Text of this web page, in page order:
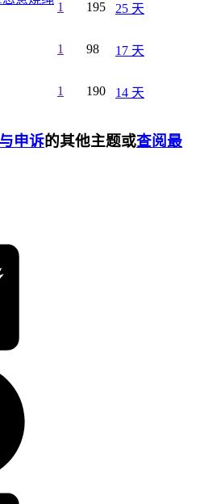
1 195 25 天
1 98 17 天
1 190 14 天
申诉的其他主题或查阅最